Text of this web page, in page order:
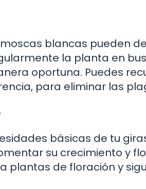
blancas pueden
la planta en
oportuna. Puedes
para eliminar las
básicas de tu
su crecimiento y
de floración y